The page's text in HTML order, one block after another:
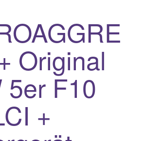
Original
5er F10
+